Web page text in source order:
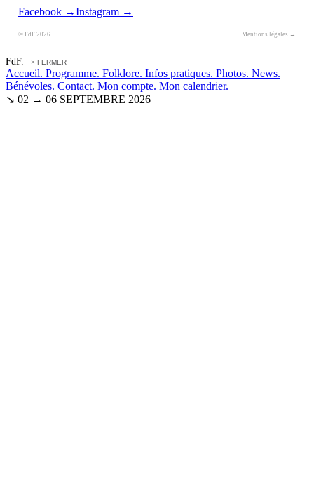
Facebook →Instagram →
© FdF 2026 Mentions légales →
FdF. × FERMER
Accueil. Programme. Folklore. Infos pratiques. Photos. News.
Bénévoles. Contact. Mon compte. Mon calendrier.
↘ 02 → 06 SEPTEMBRE 2026